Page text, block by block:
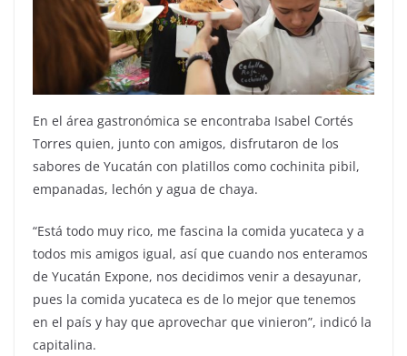
En el área gastronómica se encontraba Isabel Cortés
Torres quien, junto con amigos, disfrutaron de los
sabores de Yucatán con platillos como cochinita pibil,
empanadas, lechón y agua de chaya.
“Está todo muy rico, me fascina la comida yucateca y a
todos mis amigos igual, así que cuando nos enteramos
de Yucatán Expone, nos decidimos venir a desayunar,
pues la comida yucateca es de lo mejor que tenemos
en el país y hay que aprovechar que vinieron”, indicó la
capitalina.